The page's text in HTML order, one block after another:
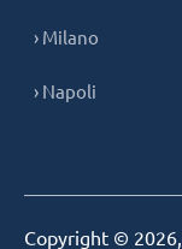
› Milano
› Napoli
Copyright © 2026,